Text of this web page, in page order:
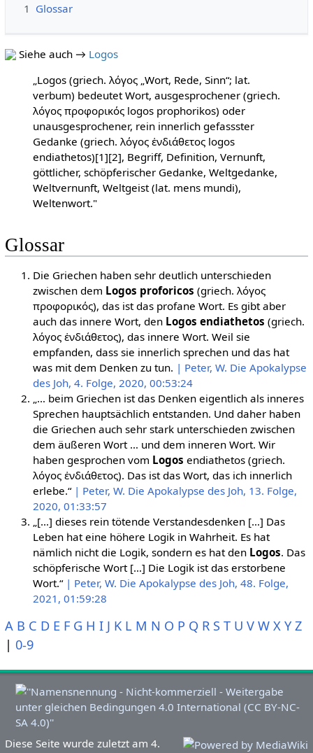
1 Glossar
Siehe auch → Logos
„Logos (griech. λόγος „Wort, Rede, Sinn“; lat.
verbum) bedeutet Wort, ausgesprochener (griech.
λόγος προφορικός logos prophorikos) oder
unausgesprochener, rein innerlich gefassster
Gedanke (griech. λόγος ἐνδιάθετος logos
endiathetos)[1][2], Begriff, Definition, Vernunft,
göttlicher, schöpferischer Gedanke, Weltgedanke,
Weltvernunft, Weltgeist (lat. mens mundi),
Weltenwort."
Glossar
Die Griechen haben sehr deutlich unterschieden
zwischen dem Logos proforicos (griech. λόγος
προφορικός), das ist das profane Wort. Es gibt aber
auch das innere Wort, den Logos endiathetos (griech.
λόγος ἐνδιάθετος), das innere Wort. Weil sie
empfanden, dass sie innerlich sprechen und das hat
was mit dem Denken zu tun. | Peter, W. Die Apokalypse
des Joh, 4. Folge, 2020, 00:53:24
„… beim Griechen ist das Denken eigentlich als inneres
Sprechen hauptsächlich entstanden. Und daher haben
die Griechen auch sehr stark unterschieden zwischen
dem äußeren Wort … und dem inneren Wort. Wir
haben gesprochen vom Logos endiathetos (griech.
λόγος ἐνδιάθετος). Das ist das Wort, das ich innerlich
erlebe.“ | Peter, W. Die Apokalypse des Joh, 13. Folge,
2020, 01:33:57
„[…] dieses rein tötende Verstandesdenken […] Das
Leben hat eine höhere Logik in Wahrheit. Es hat
nämlich nicht die Logik, sondern es hat den Logos. Das
schöpferische Wort […] Die Logik ist das erstorbene
Wort.“ | Peter, W. Die Apokalypse des Joh, 48. Folge,
2021, 01:59:28
A B C D E F G H I J K L M N O P Q R S T U V W X Y Z
| 0-9
Diese Seite wurde zuletzt am 4.